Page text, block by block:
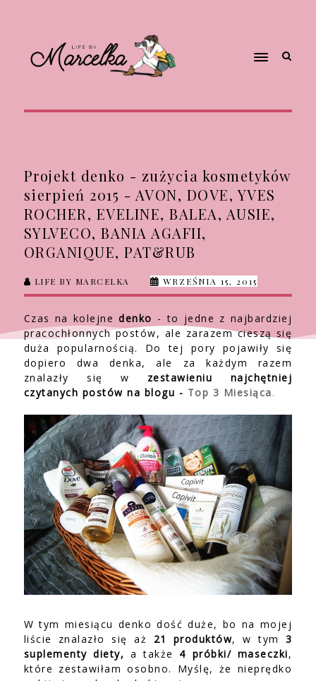
Projekt denko - zużycia kosmetyków
sierpień 2015 - AVON, DOVE, YVES
ROCHER, EVELINE, BALEA, AUSIE,
SYLVECO, BANIA AGAFII,
ORGANIQUE, PAT&RUB
LIFE BY MARCELKA WRZEŚNIA 15, 2015
Czas na kolejnedenko - to jedne z najbardziej
pracochłonnych postów, ale zarazem cieszą się
duża popularnością. Do tej pory pojawiły się
dopiero dwa denka, ale za każdym razem
znalazły się w zestawieniu najchętniej
czytanych postów na blogu - Top 3 Miesiąca.
W tym miesiącu denko dość duże, bo na mojej
liście znalazło się aż 21 produktów, w tym 3
suplementy diety,a także 4 próbki/ maseczki,
które zestawiłam osobno. Myślę, że nieprędko